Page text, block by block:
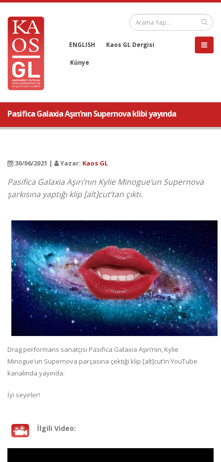
ENGLISH Kaos GL Dergisi
Künye
Pasifica Galaxia Aşırı’nın Supernova klibi yayında
30/06/2021 | Yazar: Kaos GL
Pasifica Galaxia Aşırı’nın Kylie Minogue’un Supernova
şarkısına yaptığı klip [alt]cut’tan çıktı.
Drag performans sanatçısı Pasifica Galaxia Aşırı’nın, Kylie
Minogue’un Supernova parçasına çektiği klip [alt]cut’ın YouTube
kanalında yayında.
İyi seyirler!
İlgili Video: